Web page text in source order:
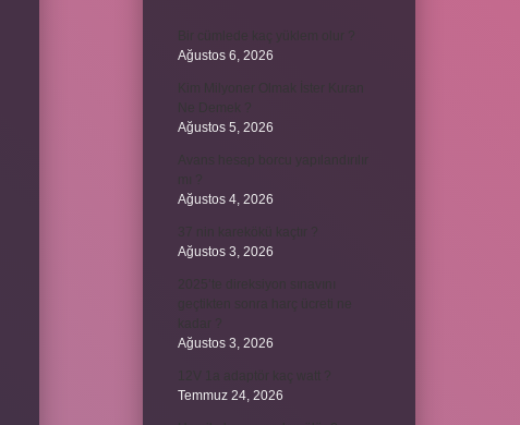
Ağustos 6, 2026
Ağustos 5, 2026
Ağustos 4, 2026
Ağustos 3, 2026
Ağustos 3, 2026
Temmuz 24, 2026